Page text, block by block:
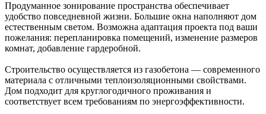
Продуманное зонирование пространства обеспечивает
удобство повседневной жизни. Большие окна наполняют дом
естественным светом. Возможна адаптация проекта под ваши
пожелания: перепланировка помещений, изменение размеров
комнат, добавление гардеробной.
Строительство осуществляется из газобетона — современного
материала с отличными теплоизоляционными свойствами.
Дом подходит для круглогодичного проживания и
соответствует всем требованиям по энергоэффективности.